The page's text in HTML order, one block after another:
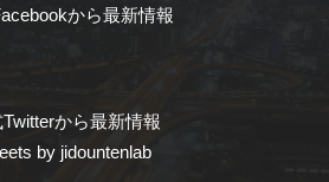
から最新情報
から最新情報
by jidountenlab